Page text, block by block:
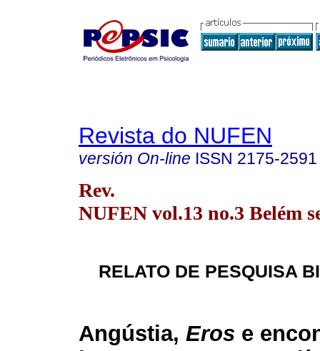
Revista do NUFEN
versión On-line ISSN 2175-2591
Rev.
NUFEN vol.13 no.3 Belém
RELATO DE PESQUISA
Angústia, Eros e